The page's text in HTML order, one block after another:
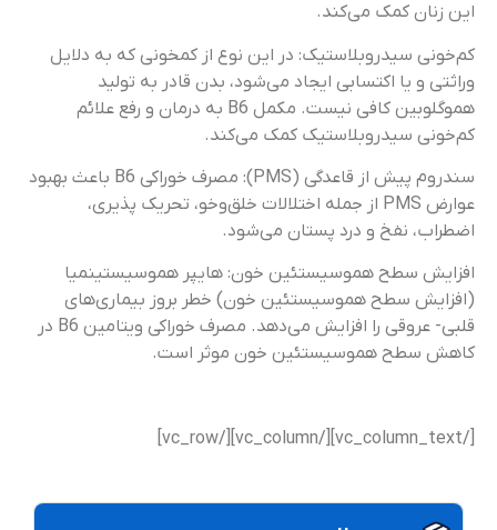
این زنان کمک می‌کند.
کم‌خونی سیدروبلاستیک: در این نوع از کم‎خونی که به دلایل
وراثتی و یا اکتسابی ایجاد می‌شود، بدن قادر به تولید
هموگلوبین کافی نیست. مکمل B6 به درمان و رفع علائم
کم‌خونی سیدروبلاستیک کمک می‌کند.
سندروم پیش از قاعدگی (PMS): مصرف خوراکی B6 باعث بهبود
عوارض PMS از جمله اختلالات خلق‌وخو، تحریک ‌پذیری،
اضطراب، نفخ و درد پستان می‌شود.
افزایش سطح هموسیستئین خون: هایپر هموسیستینمیا
(افزایش سطح هموسیستئین خون) خطر بروز بیماری‌های
قلبی- عروقی را افزایش می‌دهد. مصرف خوراکی ویتامین B6 در
کاهش سطح هموسیستئین خون موثر است.
[/vc_column_text][/vc_column][/vc_row]